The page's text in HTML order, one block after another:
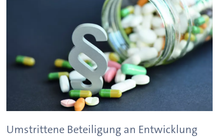
Umstrittene Beteiligung an Entwicklung